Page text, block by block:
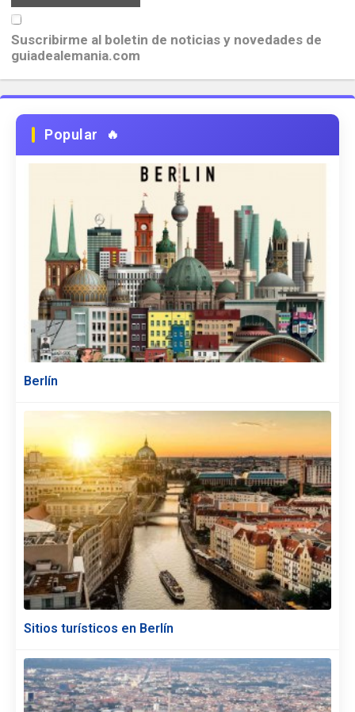
Suscribirme al boletin de noticias y novedades de
guiadealemania.com
Popular
Berlín
Sitios turísticos en Berlín